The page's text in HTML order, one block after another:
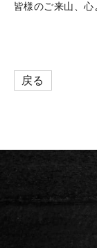
皆様のご来山、心
戻る